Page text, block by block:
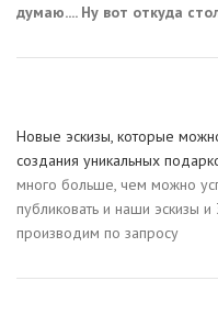
думаю.... Ну вот откуда
Новые эскизы, которые
создания уникальных
много больше, чем можно
публиковать и наши эскизы
производим по запросу